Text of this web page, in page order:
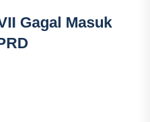
Gagal Masuk